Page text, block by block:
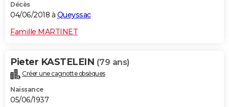
Décès
04/06/2018 à Queyssac
Famille MARTINET
Pieter KASTELEIN (79 ans)
Créer une cagnotte obsèques
Naissance
05/06/1937